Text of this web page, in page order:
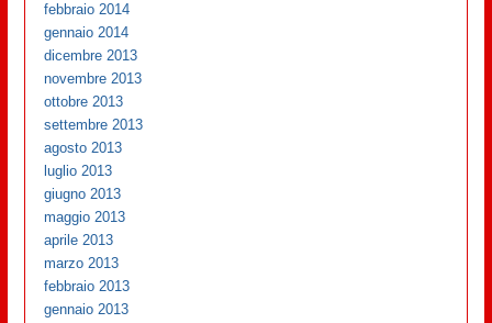
febbraio 2014
gennaio 2014
dicembre 2013
novembre 2013
ottobre 2013
settembre 2013
agosto 2013
luglio 2013
giugno 2013
maggio 2013
aprile 2013
marzo 2013
febbraio 2013
gennaio 2013